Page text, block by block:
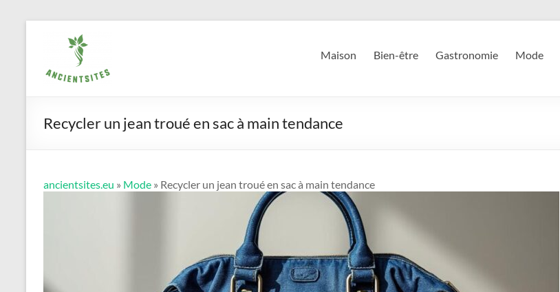
ancientsites.eu Maison Bien-être Gastronomie Mode
Recycler un jean troué en sac à main tendance
ancientsites.eu » Mode » Recycler un jean troué en sac à main tendance